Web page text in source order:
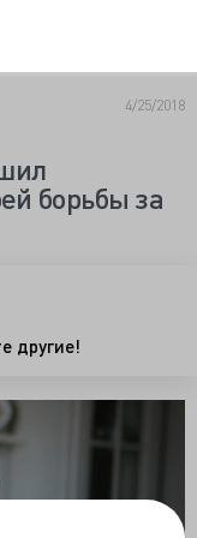
4/25/2018
борьбы за
другие!